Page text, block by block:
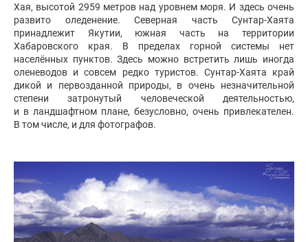
Хая, высотой 2959 метров над уровнем моря. И здесь очень
развито оледенение. Северная часть Сунтар-Хаята
принадлежит Якутии, южная часть на территории
Хабаровского края. В пределах горной системы нет
населённых пунктов. Здесь можно встретить лишь иногда
оленеводов и совсем редко туристов. Сунтар-Хаята край
дикой и первозданной природы, в очень незначительной
степени затронутый человеческой деятельностью,
и в ландшафтном плане, безусловно, очень привлекателен.
В том числе, и для фотографов.